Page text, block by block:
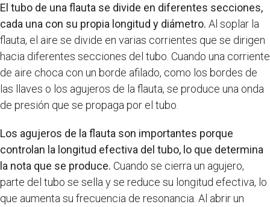
El tubo de una flauta se divide en diferentes secciones,
cada una con su propia longitud y diámetro. Al soplar la
flauta, el aire se divide en varias corrientes que se dirigen
hacia diferentes secciones del tubo. Cuando una corriente
de aire choca con un borde afilado, como los bordes de
las llaves o los agujeros de la flauta, se produce una onda
de presión que se propaga por el tubo.
Los agujeros de la flauta son importantes porque
controlan la longitud efectiva del tubo, lo que determina
la nota que se produce. Cuando se cierra un agujero,
parte del tubo se sella y se reduce su longitud efectiva, lo
que aumenta su frecuencia de resonancia. Al abrir un